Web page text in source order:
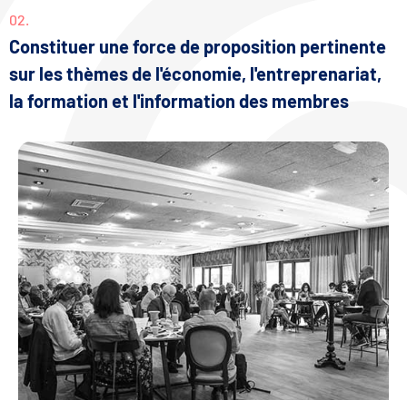
02.
Constituer une force de proposition pertinente
sur les thèmes de l'économie, l'entreprenariat,
la formation et l'information des membres